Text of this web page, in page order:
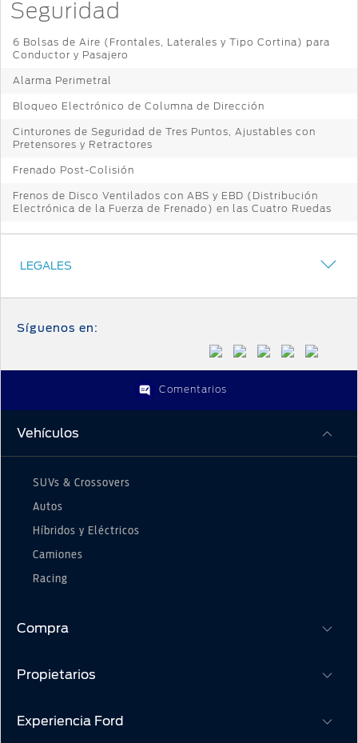
Seguridad
6 Bolsas de Aire (Frontales, Laterales y Tipo Cortina) para
Conductor y Pasajero
Alarma Perimetral
Bloqueo Electrónico de Columna de Dirección
Cinturones de Seguridad de Tres Puntos, Ajustables con
Pretensores y Retractores
Frenado Post-Colisión
Frenos de Disco Ventilados con ABS y EBD (Distribución
Electrónica de la Fuerza de Frenado) en las Cuatro Ruedas
LEGALES
Síguenos en:
Comentarios
Vehículos
SUVs & Crossovers
Autos
Híbridos y Eléctricos
Camiones
Racing
Compra
Cotízalos
Promociones
Propietarios
Beneficios de Servicio
Experiencia Ford